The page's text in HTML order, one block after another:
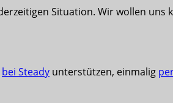
Situation. Wir wollen uns
bei Steady unterstützen, einmalig